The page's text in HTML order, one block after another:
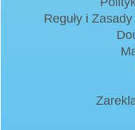
Reguły i